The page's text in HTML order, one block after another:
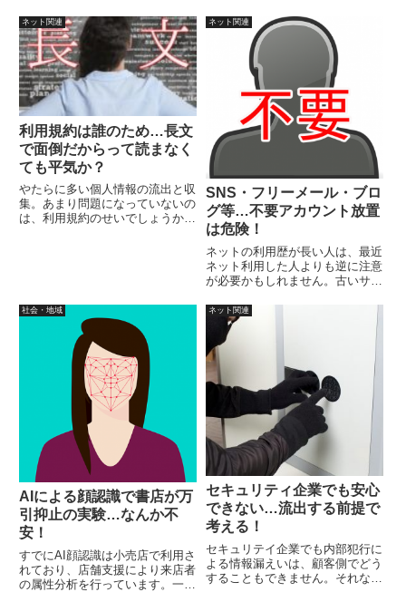
レクターでもある Troy Hunt氏。
メールアドレスを入力して
「pwned?」をクリックすれば結
果が表示されます。
どんどすべてを掌握することもで
きると言えます。
ネット関連
利用規約は誰のため…長文
で面倒だからって読まなく
ても平気か？
やたらに多い個人情報の流出と収
集。あまり問題になっていないの
は、利用規約のせいでしょうか？
ネット関連
SNS・フリーメール・ブロ
グ等…不要アカウント放置
は危険！
ネットの利用歴が長い人は、最近
ネット利用した人よりも逆に注意
が必要かもしれません。古いサー
カウントに、使いまわしパスワー
ドを設定している可能性がないと
は言えません。使っていない各種
アカウントを処分しよう。
社会・地域
AIによる顔認識で書店が万
引抑止の実験…なんか不
安！
すでにAI顔認識は小売店で利用さ
れており、店舗支援により来店者
の属性分析を行っています。一
ネット関連
セキュリティ企業でも安心
できない…流出する前提で
考える！
セキュリテイ企業でも内部犯行に
よる情報漏えいは、顧客側でどう
することもできません。それな